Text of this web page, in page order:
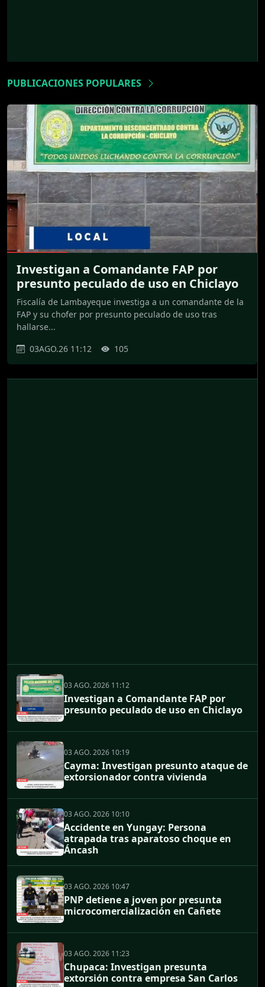
PUBLICACIONES POPULARES
Investigan a Comandante FAP por
presunto peculado de uso en Chiclayo
Fiscalía de Lambayeque investiga a un comandante de la
FAP y su chofer por presunto peculado de uso tras
hallarse...
03AGO.26 11:12
105
03 AGO. 2026 11:12
Investigan a Comandante FAP por
presunto peculado de uso en Chiclayo
03 AGO. 2026 10:19
Cayma: Investigan presunto ataque de
extorsionador contra vivienda
03 AGO. 2026 10:10
Accidente en Yungay: Persona
atrapada tras aparatoso choque en
Áncash
03 AGO. 2026 10:47
PNP detiene a joven por presunta
microcomercialización en Cañete
03 AGO. 2026 11:23
Chupaca: Investigan presunta
extorsión contra empresa San Carlos